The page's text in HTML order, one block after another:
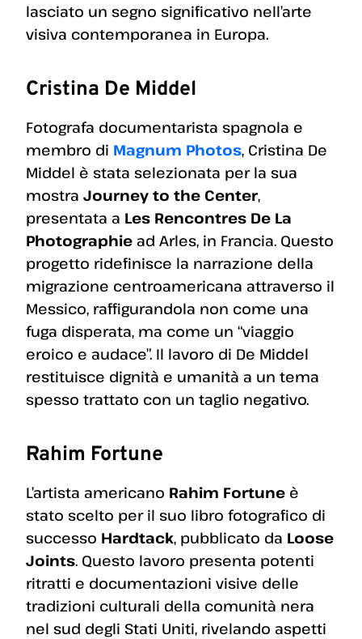
lasciato un segno significativo nell’arte
visiva contemporanea in Europa.
Cristina De Middel
Fotografa documentarista spagnola e
membro di Magnum Photos, Cristina De
Middel è stata selezionata per la sua
mostra Journey to the Center,
presentata a Les Rencontres De La
Photographie ad Arles, in Francia. Questo
progetto ridefinisce la narrazione della
migrazione centroamericana attraverso il
Messico, raffigurandola non come una
fuga disperata, ma come un “viaggio
eroico e audace”. Il lavoro di De Middel
restituisce dignità e umanità a un tema
spesso trattato con un taglio negativo.
Rahim Fortune
L’artista americano Rahim Fortune è
stato scelto per il suo libro fotografico di
successo Hardtack, pubblicato da Loose
Joints. Questo lavoro presenta potenti
ritratti e documentazioni visive delle
tradizioni culturali della comunità nera
nel sud degli Stati Uniti, rivelando aspetti